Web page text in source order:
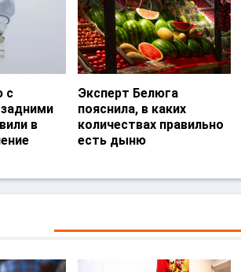
с
в
Эксперт Белюга
пояснила, в каких
количествах правильно
есть дыню